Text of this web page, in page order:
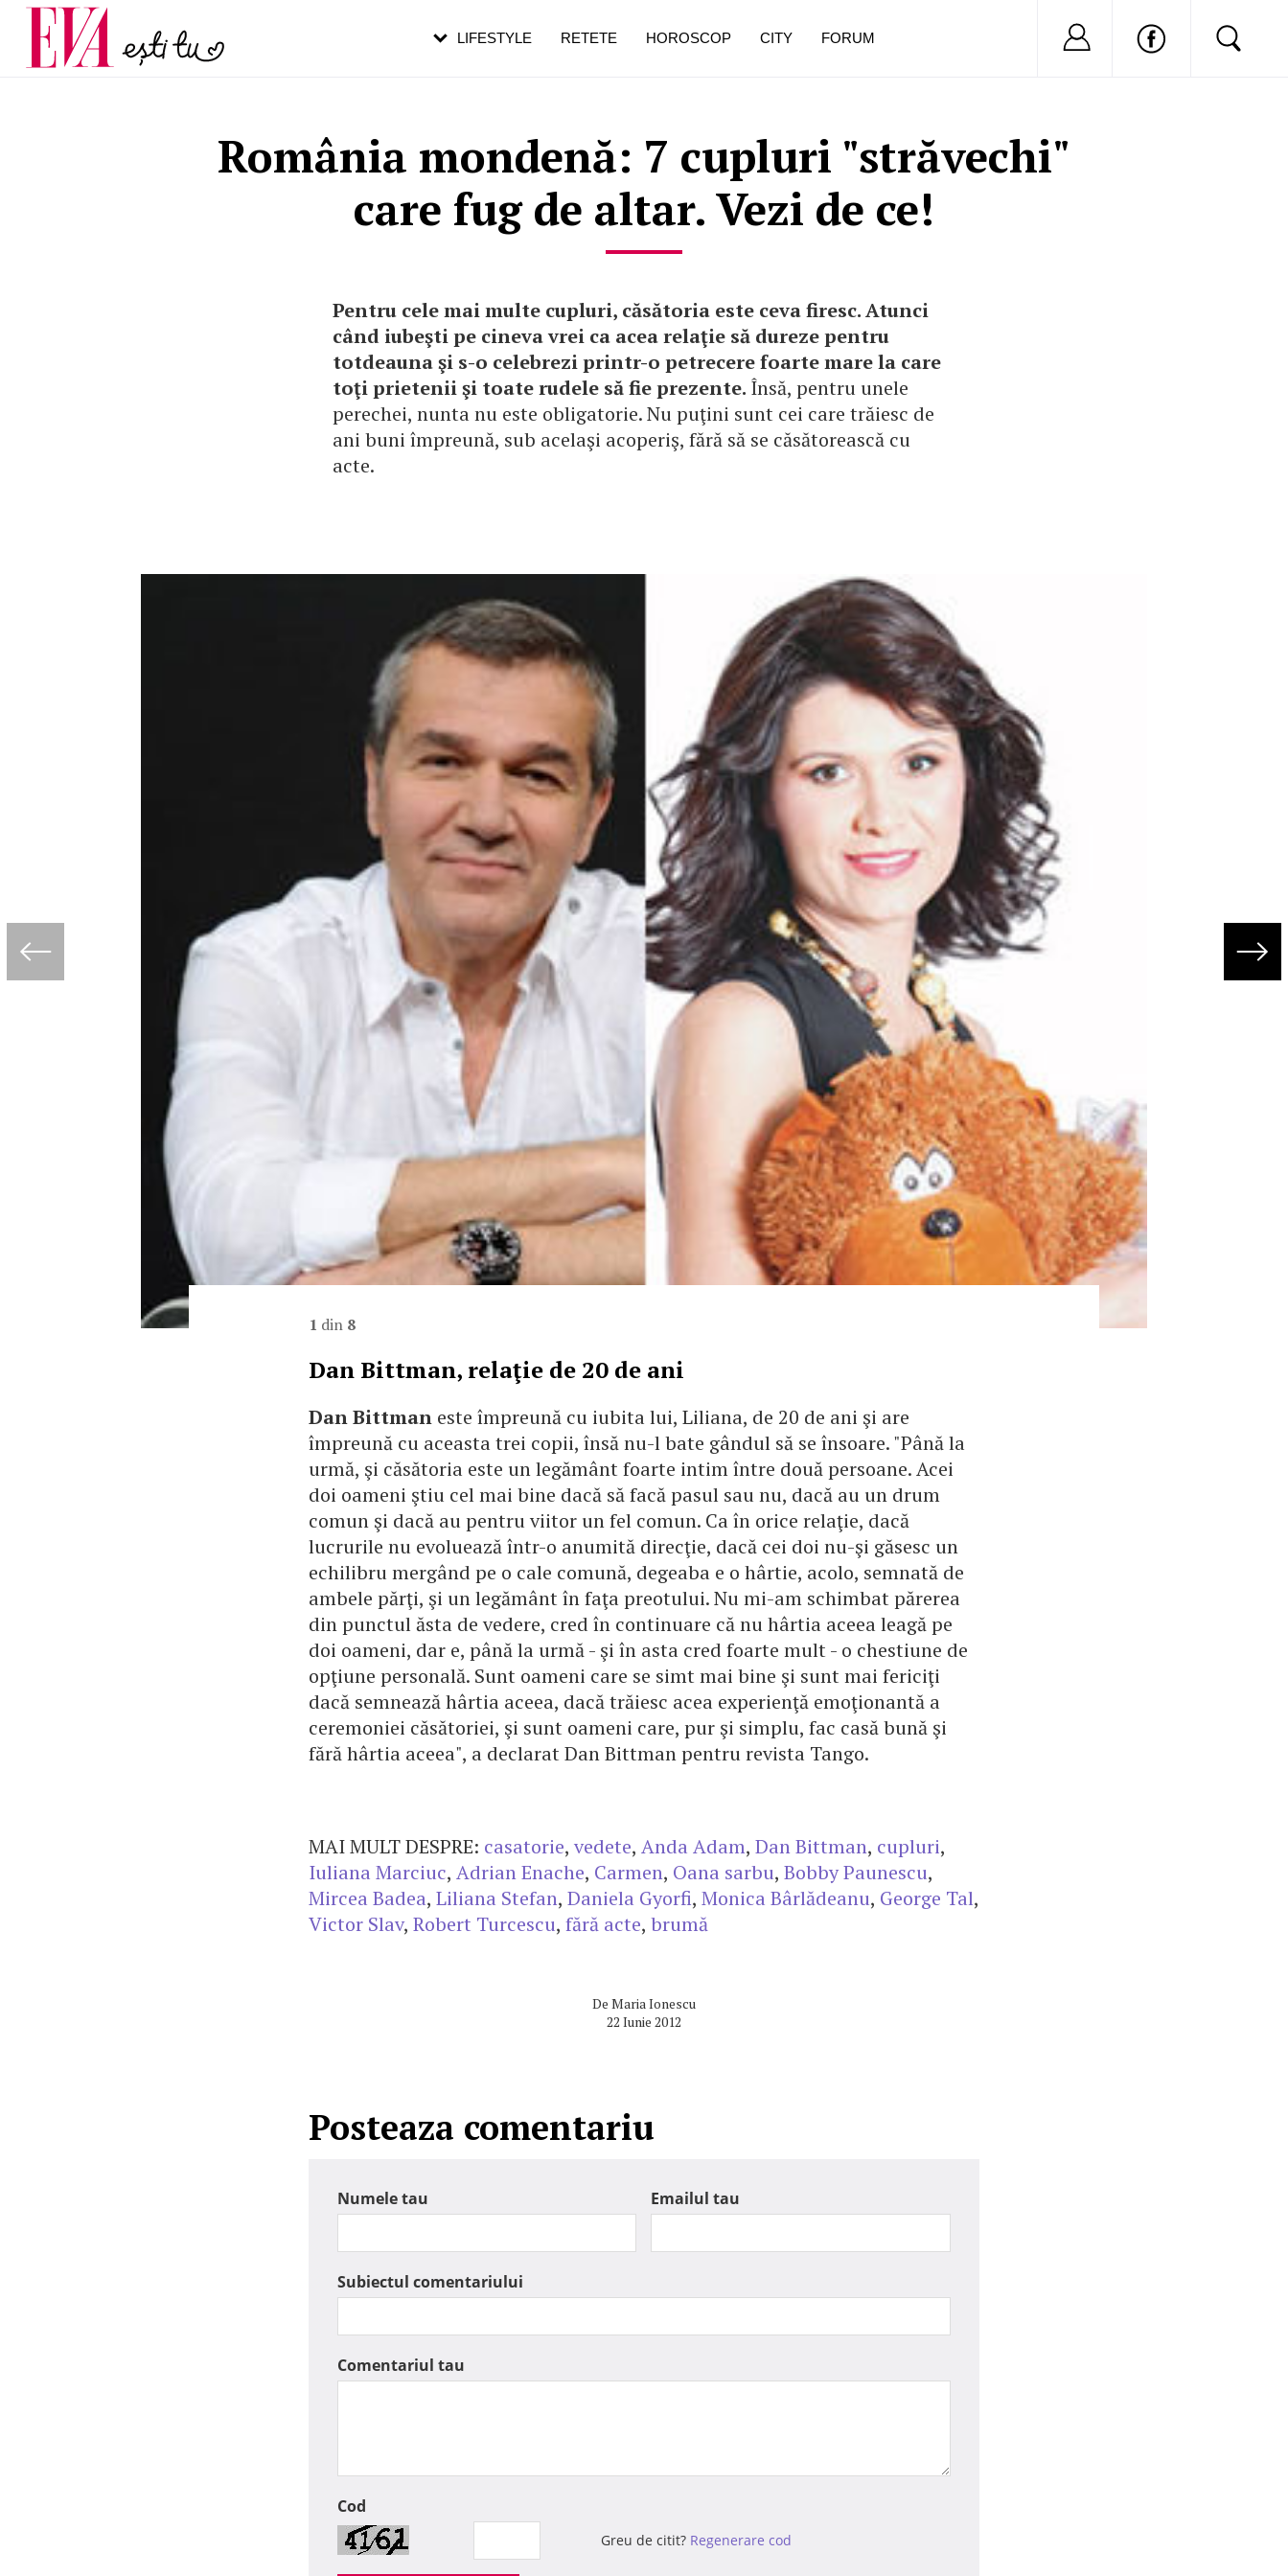
România mondenă: 7 cupluri "străvechi"
care fug de altar. Vezi de ce!
Pentru cele mai multe cupluri, căsătoria este ceva firesc. Atunci
când iubeşti pe cineva vrei ca acea relaţie să dureze pentru
totdeauna şi s-o celebrezi printr-o petrecere foarte mare la care
toţi prietenii şi toate rudele să fie prezente. Însă, pentru unele
perechei, nunta nu este obligatorie. Nu puţini sunt cei care trăiesc de
ani buni împreună, sub acelaşi acoperiş, fără să se căsătorească cu
acte.
1 din 8
Dan Bittman, relaţie de 20 de ani
Dan Bittman este împreună cu iubita lui, Liliana, de 20 de ani şi are
împreună cu aceasta trei copii, însă nu-l bate gândul să se însoare. "Până la
urmă, şi căsătoria este un legământ foarte intim între două persoane. Acei
doi oameni ştiu cel mai bine dacă să facă pasul sau nu, dacă au un drum
comun şi dacă au pentru viitor un fel comun. Ca în orice relaţie, dacă
lucrurile nu evoluează într-o anumită direcţie, dacă cei doi nu-şi găsesc un
echilibru mergând pe o cale comună, degeaba e o hârtie, acolo, semnată de
ambele părţi, şi un legământ în faţa preotului. Nu mi-am schimbat părerea
din punctul ăsta de vedere, cred în continuare că nu hârtia aceea leagă pe
doi oameni, dar e, până la urmă - şi în asta cred foarte mult - o chestiune de
opţiune personală. Sunt oameni care se simt mai bine şi sunt mai fericiţi
dacă semnează hârtia aceea, dacă trăiesc acea experienţă emoţionantă a
ceremoniei căsătoriei, şi sunt oameni care, pur şi simplu, fac casă bună şi
fără hârtia aceea", a declarat Dan Bittman pentru revista Tango.
MAI MULT DESPRE: casatorie, vedete, Anda Adam, Dan Bittman, cupluri,
Iuliana Marciuc, Adrian Enache, Carmen, Oana sarbu, Bobby Paunescu,
Mircea Badea, Liliana Stefan, Daniela Gyorfi, Monica Bârlădeanu, George Tal,
Victor Slav, Robert Turcescu, fără acte, brumă
De Maria Ionescu
22 Iunie 2012
Posteaza comentariu
Numele tau Emailul tau
Subiectul comentariului
Comentariul tau
Cod
Greu de citit? Regenerare cod
LIFESTYLE RETETE HOROSCOP CITY FORUM Nu ai cont?
Carieră
Actualitate
pe măsură ce înaintezi în vârstă
de dureroasă este investigația